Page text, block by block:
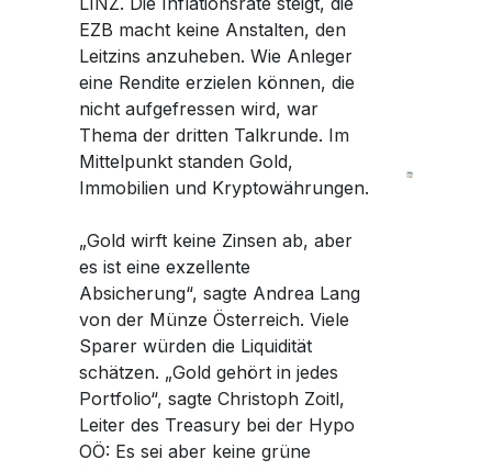
EZB macht keine Anstalten, den
Leitzins anzuheben. Wie Anleger
eine Rendite erzielen können, die
nicht aufgefressen wird, war
Thema der dritten Talkrunde. Im
Mittelpunkt standen Gold,
Immobilien und Kryptowährungen.
„Gold wirft keine Zinsen ab, aber
es ist eine exzellente
Absicherung“, sagte Andrea Lang
von der Münze Österreich. Viele
Sparer würden die Liquidität
schätzen. „Gold gehört in jedes
Portfolio“, sagte Christoph Zoitl,
Leiter des Treasury bei der Hypo
OÖ: Es sei aber keine grüne